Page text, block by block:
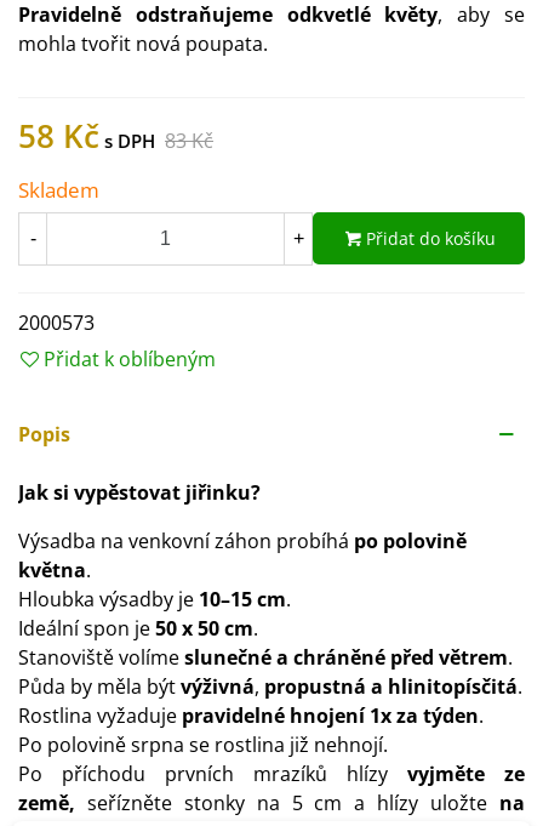
Pravidelně odstraňujeme odkvetlé květy, aby se
mohla tvořit nová poupata.
58 Kč 83 Kč
Skladem
- + Přidat do košíku
2000573
Přidat k oblíbeným
Popis
Jak si vypěstovat jiřinku?
Výsadba na venkovní záhon probíhá po polovině
května.
Hloubka výsadby je 10–15 cm.
Ideální spon je50 x 50 cm.
Stanoviště volímeslunečné a chráněné před větrem.
Půda by měla býtvýživná, propustná a hlinitopísčitá.
Rostlina vyžaduje pravidelné hnojení 1x za týden.
Po polovině srpna se rostlina již nehnojí.
Po příchodu prvních mrazíků hlízy vyjměte ze
země, seřízněte stonky na 5 cm a hlízy uložte na